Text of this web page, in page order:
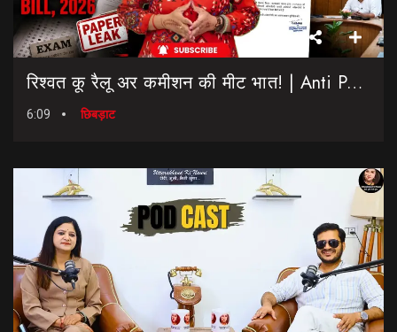
रिश्वत कू रैलू अर कमीशन की मीट भात! | Anti Paper Leak Bill 2026 | Saptahik Chhiprat
6:09 छिबड़ाट